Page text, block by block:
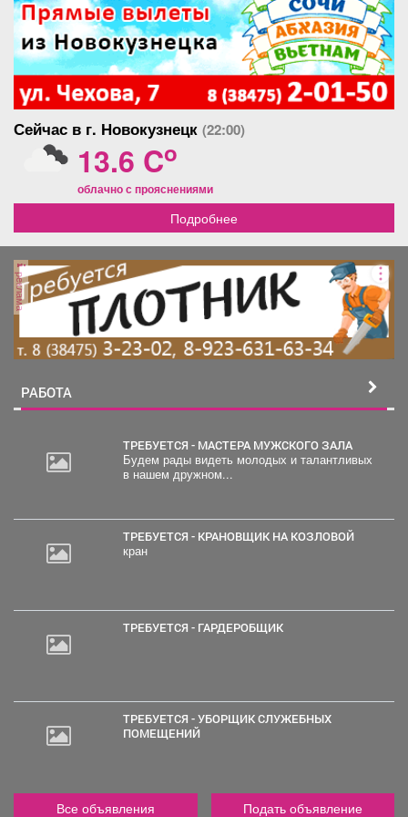
Сейчас в г. Новокузнецк (22:00)
13.6 Co
облачно с прояснениями
Подробнее
реклама
РАБОТА
ТРЕБУЕТСЯ - МАСТЕРА МУЖСКОГО ЗАЛА
Будем рады видеть молодых и талантливых
в нашем дружном...
ТРЕБУЕТСЯ - КРАНОВЩИК НА КОЗЛОВОЙ
кран
ТРЕБУЕТСЯ - ГАРДЕРОБЩИК
ТРЕБУЕТСЯ - УБОРЩИК СЛУЖЕБНЫХ
ПОМЕЩЕНИЙ
Все объявления Подать объявление